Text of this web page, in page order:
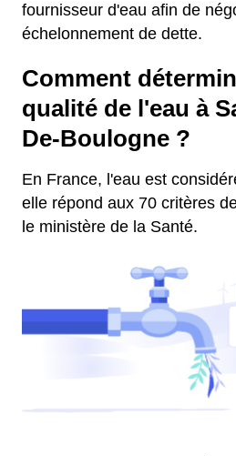
fournisseur d'eau afin de
échelonnement de dette.
Comment
qualité de l'eau à
De-Boulogne ?
En France, l'eau est
elle répond aux 70 critères
le ministère de la Santé.